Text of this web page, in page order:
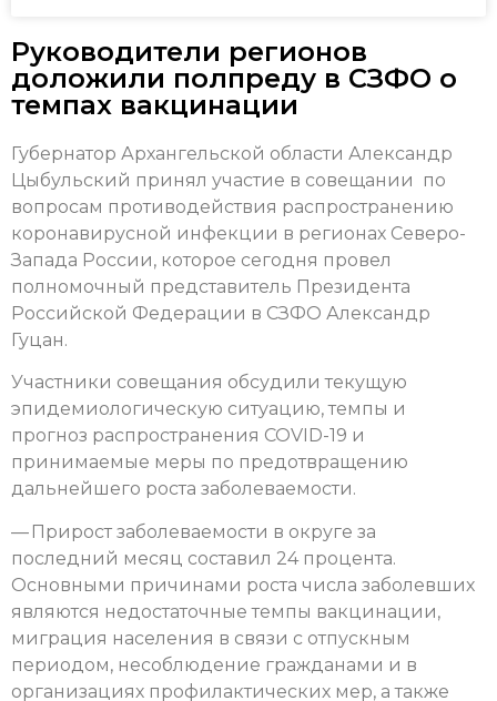
Руководители регионов
доложили полпреду в СЗФО о
темпах вакцинации
Губернатор Архангельской области Александр
Цыбульский принял участие в совещании по
вопросам противодействия распространению
коронавирусной инфекции в регионах Северо-
Запада России, которое сегодня провел
полномочный представитель Президента
Российской Федерации в СЗФО Александр
Гуцан.
Участники совещания обсудили текущую
эпидемиологическую ситуацию, темпы и
прогноз распространения COVID-19 и
принимаемые меры по предотвращению
дальнейшего роста заболеваемости.
— Прирост заболеваемости в округе за
последний месяц составил 24 процента.
Основными причинами роста числа заболевших
являются недостаточные темпы вакцинации,
миграция населения в связи с отпускным
периодом, несоблюдение гражданами и в
организациях профилактических мер, а также